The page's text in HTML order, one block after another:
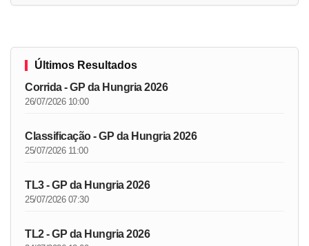
Últimos Resultados
Corrida - GP da Hungria 2026
26/07/2026 10:00
Classificação - GP da Hungria 2026
25/07/2026 11:00
TL3 - GP da Hungria 2026
25/07/2026 07:30
TL2 - GP da Hungria 2026